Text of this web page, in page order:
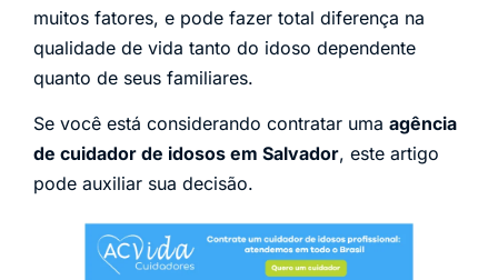
muitos fatores, e pode fazer total diferença na
qualidade de vida tanto do idoso dependente
quanto de seus familiares.
Se você está considerando contratar uma agência
de cuidador de idosos em Salvador, este artigo
pode auxiliar sua decisão.